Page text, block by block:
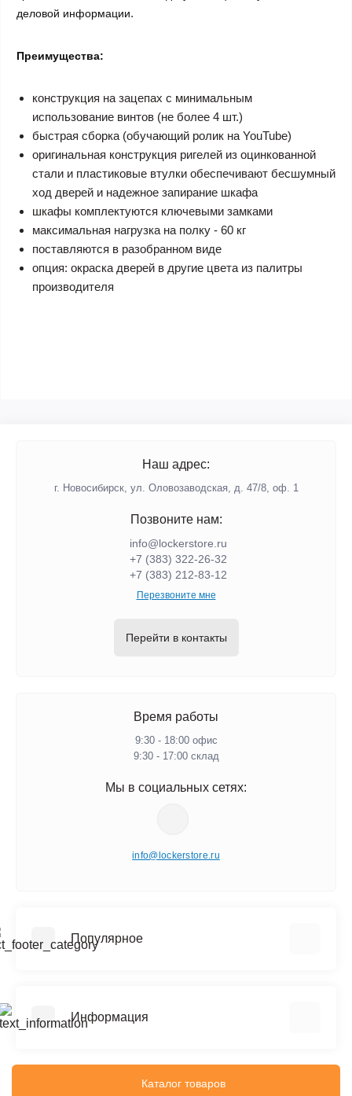
деловой информации.
Преимущества:
конструкция на зацепах с минимальным
использование винтов (не более 4 шт.)
быстрая сборка (обучающий ролик на YouTube)
оригинальная конструкция ригелей из оцинкованной
стали и пластиковые втулки обеспечивают бесшумный
ход дверей и надежное запирание шкафа
шкафы комплектуются ключевыми замками
максимальная нагрузка на полку - 60 кг
поставляются в разобранном виде
опция: окраска дверей в другие цвета из палитры
производителя
Наш адрес:
г. Новосибирск, ул. Оловозаводская, д. 47/8, оф. 1
Позвоните нам:
info@lockerstore.ru
+7 (383) 322-26-32
+7 (383) 212-83-12
Перезвоните мне
Перейти в контакты
Время работы
9:30 - 18:00 офис
9:30 - 17:00 склад
Мы в социальных сетях:
info@lockerstore.ru
Популярное
Архивные стеллажи (до 150 кг на полку)
Офисные сейфы
Информация
Политика конфиденциальности
Каталог товаров